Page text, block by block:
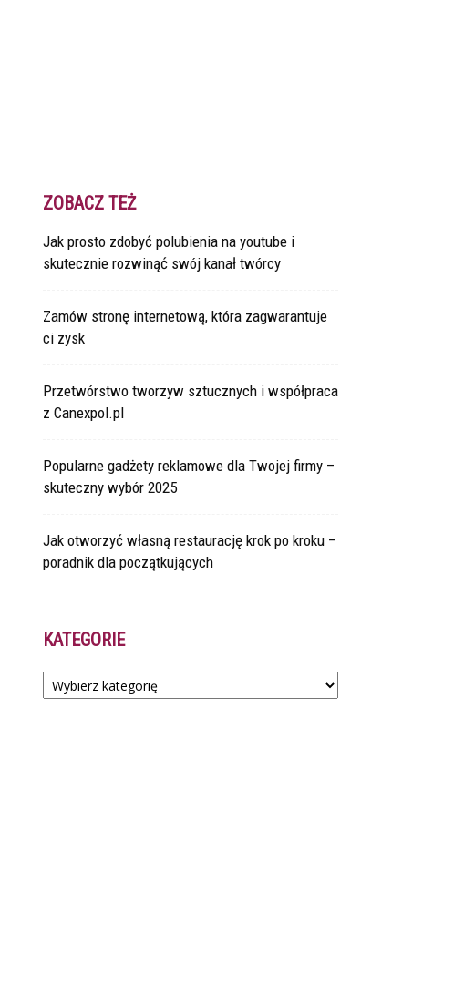
ZOBACZ TEŻ
Jak prosto zdobyć polubienia na youtube i
skutecznie rozwinąć swój kanał twórcy
Zamów stronę internetową, która zagwarantuje
ci zysk
Przetwórstwo tworzyw sztucznych i współpraca
z Canexpol.pl
Popularne gadżety reklamowe dla Twojej firmy –
skuteczny wybór 2025
Jak otworzyć własną restaurację krok po kroku –
poradnik dla początkujących
KATEGORIE
Kategorie